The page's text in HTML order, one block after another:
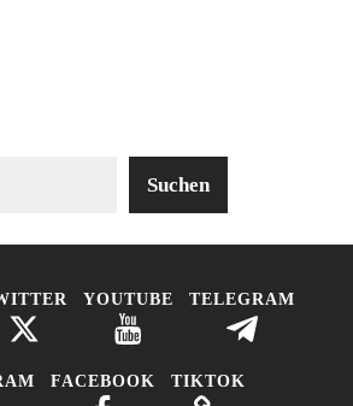
Suchen
YOUTUBE TELEGRAM
FACEBOOK TIKTOK